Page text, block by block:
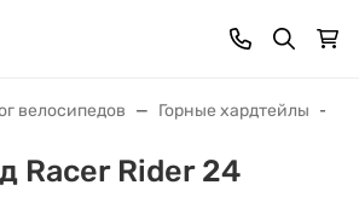
велосипедов Горные хардтейлы
Racer Rider 24